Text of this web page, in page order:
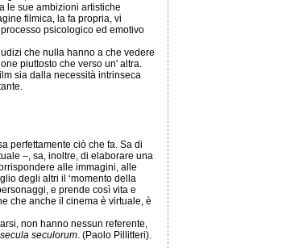
le sue ambizioni artistiche
filmica, la fa propria, vi
psicologico ed emotivo
che nulla hanno a che vedere
piuttosto che verso un' altra.
sia dalla necessità intrinseca
perfettamente ciò che fa. Sa di
–, sa, inoltre, di elaborare una
alle immagini, alle
degli altri il ‘momento della
e prende così vita e
che anche il cinema è virtuale, è
non hanno nessun referente,
seculorum. (Paolo Pillitteri).